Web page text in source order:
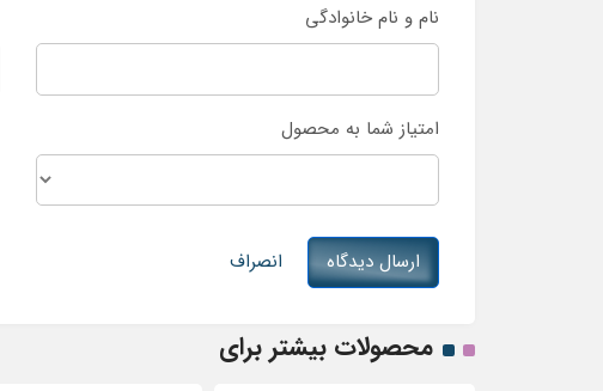
نام و نام خانوادگی
امتیاز شما به محصول
ارسال دیدگاه انصراف
محصولات بیشتر برای